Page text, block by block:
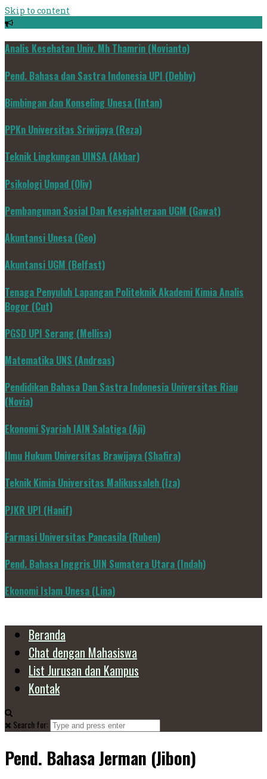
Skip to content
Analis Kesehatan Univ. Mh Thamrin (Novianto)
Pend. Bahasa dan Sastra Indonesia UPI (Debby)
Bimbingan dan Konseling Unesa (Intan)
PPKn Universitas Sriwijaya (Reza)
Teknik Lingkungan UINSA (Akbar)
Psikologi Unpad (Oliv)
Pembangunan Sosial Dan Kesejahteraan UGM (Gawat)
Akuntansi Unesa (Geo)
Akuntansi UGM (Belfast)
Tenaga Penyuluh Lapangan Politeknik Akademi Kimia Analis
Bogor (Cut)
PGSD UPI Serang (Mellisa)
Matematika UNS (Andreas)
Pendidikan Bahasa Dan Sastra Indonesia Universitas Riau
(Novia)
Ekonomi Syariah IAIN Salatiga (Aji)
Ilmu Hukum Universitas Brawijaya (Shafira)
Teknik Kimia Universitas Malikussaleh (Iza)
PJKR UPI (Hanif)
Farmasi Universitas Pancasila (Ruben)
Pend. Bahasa Inggris UIN Sumatera Utara (Indah)
Ekonomi Islam Unesa (Lina)
Beranda
Chat dengan Mahasiswa
List Jurusan dan Kampus
Kontak
Search for:
Pend. Bahasa Jerman (Jibon)